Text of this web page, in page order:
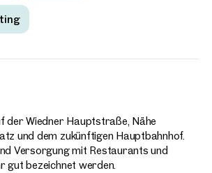
der Wiedner Hauptstraße, Nähe
und dem zukünftigen Hauptbahnhof.
Versorgung mit Restaurants und
gut bezeichnet werden.